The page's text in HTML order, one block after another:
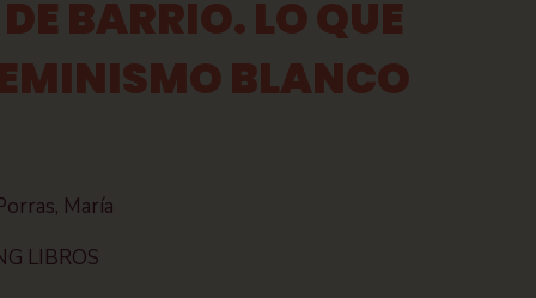
BARRIO. LO QUE
BLANCO
María
LIBROS